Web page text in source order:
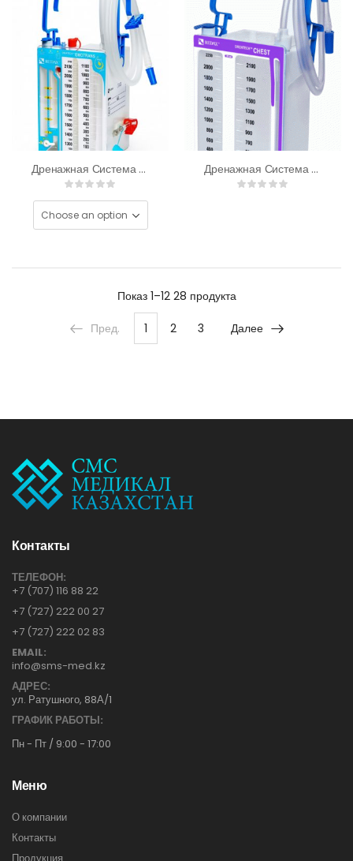
Дренажная Система Drentech™ Emotrans Дренажная Система Однобаночная
Показ 1–12 28 продукта
Пред. 1 2 3 Далее
Контакты
ТЕЛЕФОН:
+7 (707) 116 88 22
+7 (727) 222 00 27
+7 (727) 222 02 83
EMAIL:
info@sms-med.kz
АДРЕС:
ул. Ратушного, 88А/1
ГРАФИК РАБОТЫ:
Пн - Пт / 9:00 - 17:00
Меню
О компании
Контакты